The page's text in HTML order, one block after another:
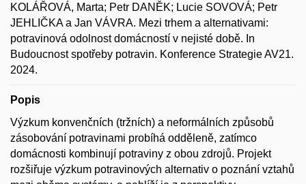
KOLÁŘOVÁ, Marta; Petr DANĚK; Lucie SOVOVÁ; Petr
JEHLIČKA a Jan VÁVRA. Mezi trhem a alternativami:
potravinová odolnost domácností v nejisté době. In
Budoucnost spotřeby potravin. Konference Strategie AV21.
2024.
Popis
Výzkum konvenčních (tržních) a neformálních způsobů
zásobování potravinami probíhá odděleně, zatímco
domácnosti kombinují potraviny z obou zdrojů. Projekt
rozšiřuje výzkum potravinových alternativ o poznání vztahů